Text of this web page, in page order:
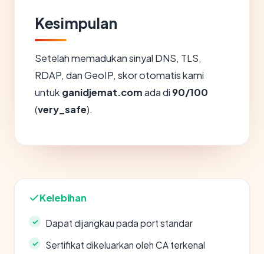
Kesimpulan
Setelah memadukan sinyal DNS, TLS,
RDAP, dan GeoIP, skor otomatis kami
untuk ganidjemat.comada di 90/100
(very_safe).
Kelebihan
Dapat dijangkau pada port standar
Sertifikat dikeluarkan oleh CA terkenal